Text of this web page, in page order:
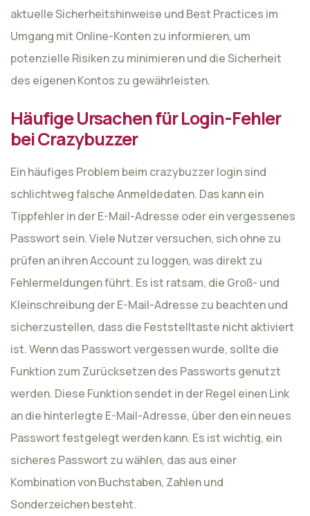
aktuelle Sicherheitshinweise und Best Practices im
Umgang mit Online-Konten zu informieren, um
potenzielle Risiken zu minimieren und die Sicherheit
des eigenen Kontos zu gewährleisten.
Häufige Ursachen für Login-Fehler
bei Crazybuzzer
Ein häufiges Problem beim crazybuzzer login sind
schlichtweg falsche Anmeldedaten. Das kann ein
Tippfehler in der E-Mail-Adresse oder ein vergessenes
Passwort sein. Viele Nutzer versuchen, sich ohne zu
prüfen an ihren Account zu loggen, was direkt zu
Fehlermeldungen führt. Es ist ratsam, die Groß- und
Kleinschreibung der E-Mail-Adresse zu beachten und
sicherzustellen, dass die Feststelltaste nicht aktiviert
ist. Wenn das Passwort vergessen wurde, sollte die
Funktion zum Zurücksetzen des Passworts genutzt
werden. Diese Funktion sendet in der Regel einen Link
an die hinterlegte E-Mail-Adresse, über den ein neues
Passwort festgelegt werden kann. Es ist wichtig, ein
sicheres Passwort zu wählen, das aus einer
Kombination von Buchstaben, Zahlen und
Sonderzeichen besteht.